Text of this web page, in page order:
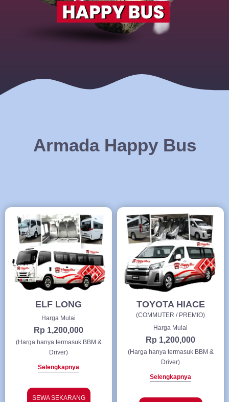
Armada Happy Bus
ELF LONG
Harga Mulai
Rp 1,200,000
(Harga hanya termasuk BBM &
Driver)
Selengkapnya
SEWA SEKARANG
TOYOTA HIACE
(COMMUTER / PREMIO)
Harga Mulai
Rp 1,200,000
(Harga hanya termasuk BBM &
Driver)
Selengkapnya